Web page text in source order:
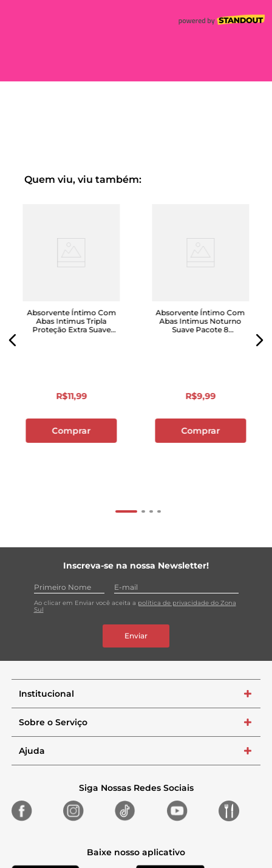
Quem viu, viu também:
Absorvente Íntimo Com
Abas Intimus Tripla
Proteção Extra Suave
R$11,99
Comprar
Absorvente Íntimo Com
Abas Intimus Noturno
Suave Pacote 8
R$9,99
Comprar
Inscreva-se na nossa Newsletter!
Ao clicar em Enviar você aceita a política de privacidade do Zona
Sul
Enviar
Institucional +
Sobre o Serviço +
Ajuda +
Siga Nossas Redes Sociais
Baixe nosso aplicativo